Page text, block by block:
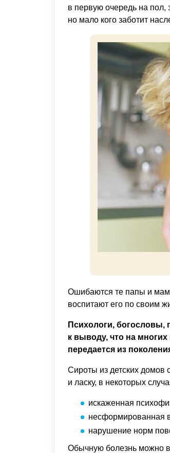
в первую очередь на пол,
но мало кого заботит
Ошибаются те папы и
воспитают его по своим
Психологи, богословы,
к выводу, что на
передается из
Сироты из детских домов
и ласку, в некоторых
искаженная
несформированная
нарушение норм
Обычную болезнь можно